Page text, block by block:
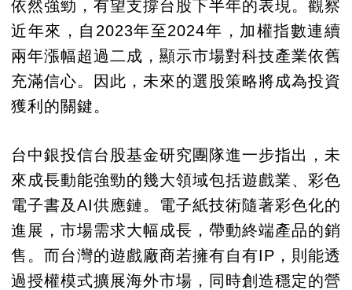
依然強勁，有望支撐台股下半年的表現。觀察
近年來，自2023年至2024年，加權指數連續
兩年漲幅超過二成，顯示市場對科技產業依舊
充滿信心。因此，未來的選股策略將成為投資
獲利的關鍵。
台中銀投信台股基金研究團隊進一步指出，未
來成長動能強勁的幾大領域包括遊戲業、彩色
電子書及AI供應鏈。電子紙技術隨著彩色化的
進展，市場需求大幅成長，帶動終端產品的銷
售。而台灣的遊戲廠商若擁有自有IP，則能透
過授權模式擴展海外市場，同時創造穩定的營